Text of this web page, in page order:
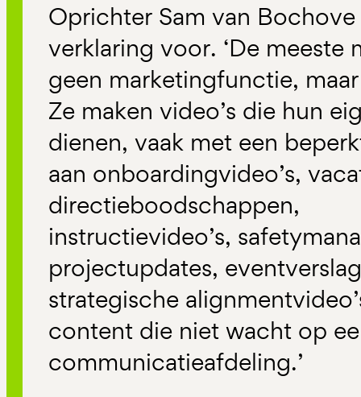
Oprichter Sam van Bochove
verklaring voor. ‘De meeste
geen marketingfunctie,
Ze maken video’s die hun
dienen, vaak met een
aan onboardingvideo’s,
directieboodschappen,
instructievideo’s,
projectupdates,
strategische
content die niet wacht op
communicatieafdeling.’